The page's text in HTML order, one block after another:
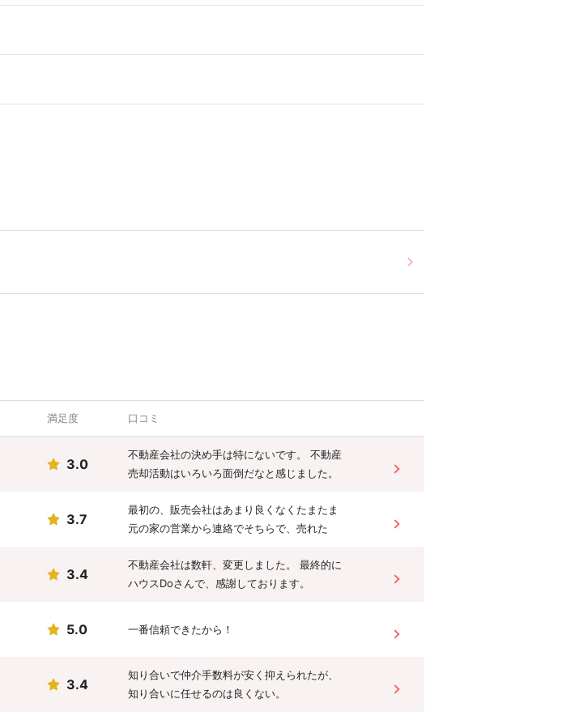
満足度 口コミ
3.0
不動産会社の決め手は特にないです。 不動産
売却活動はいろいろ面倒だなと感じました。
3.7
最初の、販売会社はあまり良くなくたまたま
元の家の営業から連絡でそちらで、売れた
3.4
不動産会社は数軒、変更しました。 最終的に
ハウスDoさんで、感謝しております。
5.0 一番信頼できたから！
3.4
知り合いで仲介手数料が安く抑えられたが、
知り合いに任せるのは良くない。